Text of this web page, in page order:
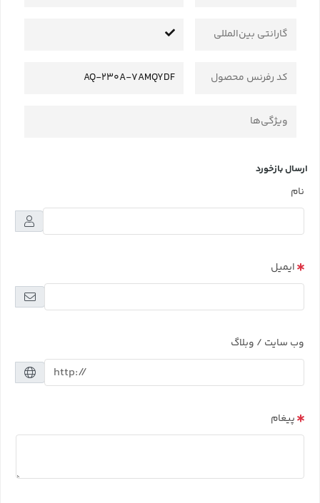
گارانتی بین‌المللی
کد رفرنس محصول AQ-230A-7AMQYDF
ویژگی‌ها
ارسال بازخورد
نام
ایمیل
وب سایت / وبلاگ
پیغام